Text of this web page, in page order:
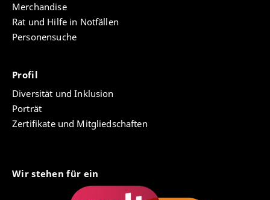
Merchandise
Rat und Hilfe in Notfällen
Personensuche
Profil
Diversität und Inklusion
Porträt
Zertifikate und Mitgliedschaften
Wir stehen für ein